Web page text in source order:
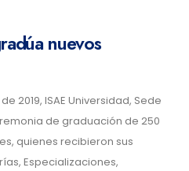
nuevos
2019, ISAE Universidad, Sede
de graduación de 250
quienes recibieron sus
Especializaciones,